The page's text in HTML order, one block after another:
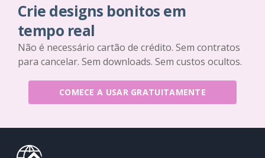
Crie designs bonitos em
tempo real
Não é necessário cartão de crédito. Sem contratos
para cancelar. Sem downloads. Sem custos ocultos.
COMECE A USAR GRATUITAMENTE